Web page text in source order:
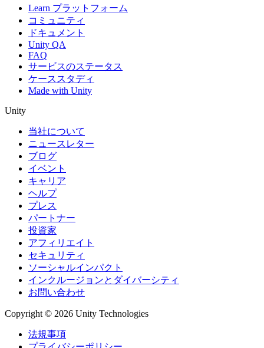
Learn プラットフォーム
コミュニティ
ドキュメント
Unity QA
FAQ
サービスのステータス
ケーススタディ
Made with Unity
Unity
当社について
ニュースレター
ブログ
イベント
キャリア
ヘルプ
プレス
パートナー
投資家
アフィリエイト
セキュリティ
ソーシャルインパクト
インクルージョンとダイバーシティ
お問い合わせ
Copyright © 2026 Unity Technologies
法規事項